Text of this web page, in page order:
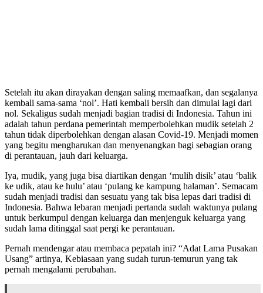
Setelah itu akan dirayakan dengan saling memaafkan, dan segalanya
kembali sama-sama ‘nol’. Hati kembali bersih dan dimulai lagi dari
nol. Sekaligus sudah menjadi bagian tradisi di Indonesia. Tahun ini
adalah tahun perdana pemerintah memperbolehkan mudik setelah 2
tahun tidak diperbolehkan dengan alasan Covid-19. Menjadi momen
yang begitu mengharukan dan menyenangkan bagi sebagian orang
di perantauan, jauh dari keluarga.
Iya, mudik, yang juga bisa diartikan dengan ‘mulih disik’ atau ‘balik
ke udik, atau ke hulu’ atau ‘pulang ke kampung halaman’. Semacam
sudah menjadi tradisi dan sesuatu yang tak bisa lepas dari tradisi di
Indonesia. Bahwa lebaran menjadi pertanda sudah waktunya pulang
untuk berkumpul dengan keluarga dan menjenguk keluarga yang
sudah lama ditinggal saat pergi ke perantauan.
Pernah mendengar atau membaca pepatah ini? “Adat Lama Pusakan
Usang” artinya, Kebiasaan yang sudah turun-temurun yang tak
pernah mengalami perubahan.